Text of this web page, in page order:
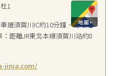
1
道須賀川IC約10分鐘、距離福
距離JR東北本線須賀川站約8
jinja.com/